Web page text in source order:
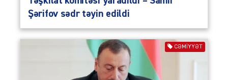
Şərifov sədr təyin edildi
CƏMIYYƏT